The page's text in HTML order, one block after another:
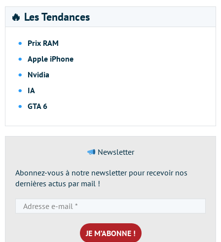
🔥 Les Tendances
Prix RAM
Apple iPhone
Nvidia
IA
GTA 6
Newsletter
Abonnez-vous à notre newsletter pour recevoir nos
dernières actus par mail !
e-
mail
*